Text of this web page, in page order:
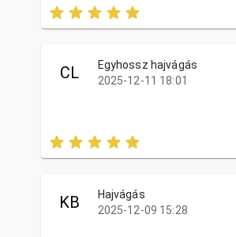
CL
Egyhossz hajvágás
2025-12-11 18:01
KB
Hajvágás
2025-12-09 15:28